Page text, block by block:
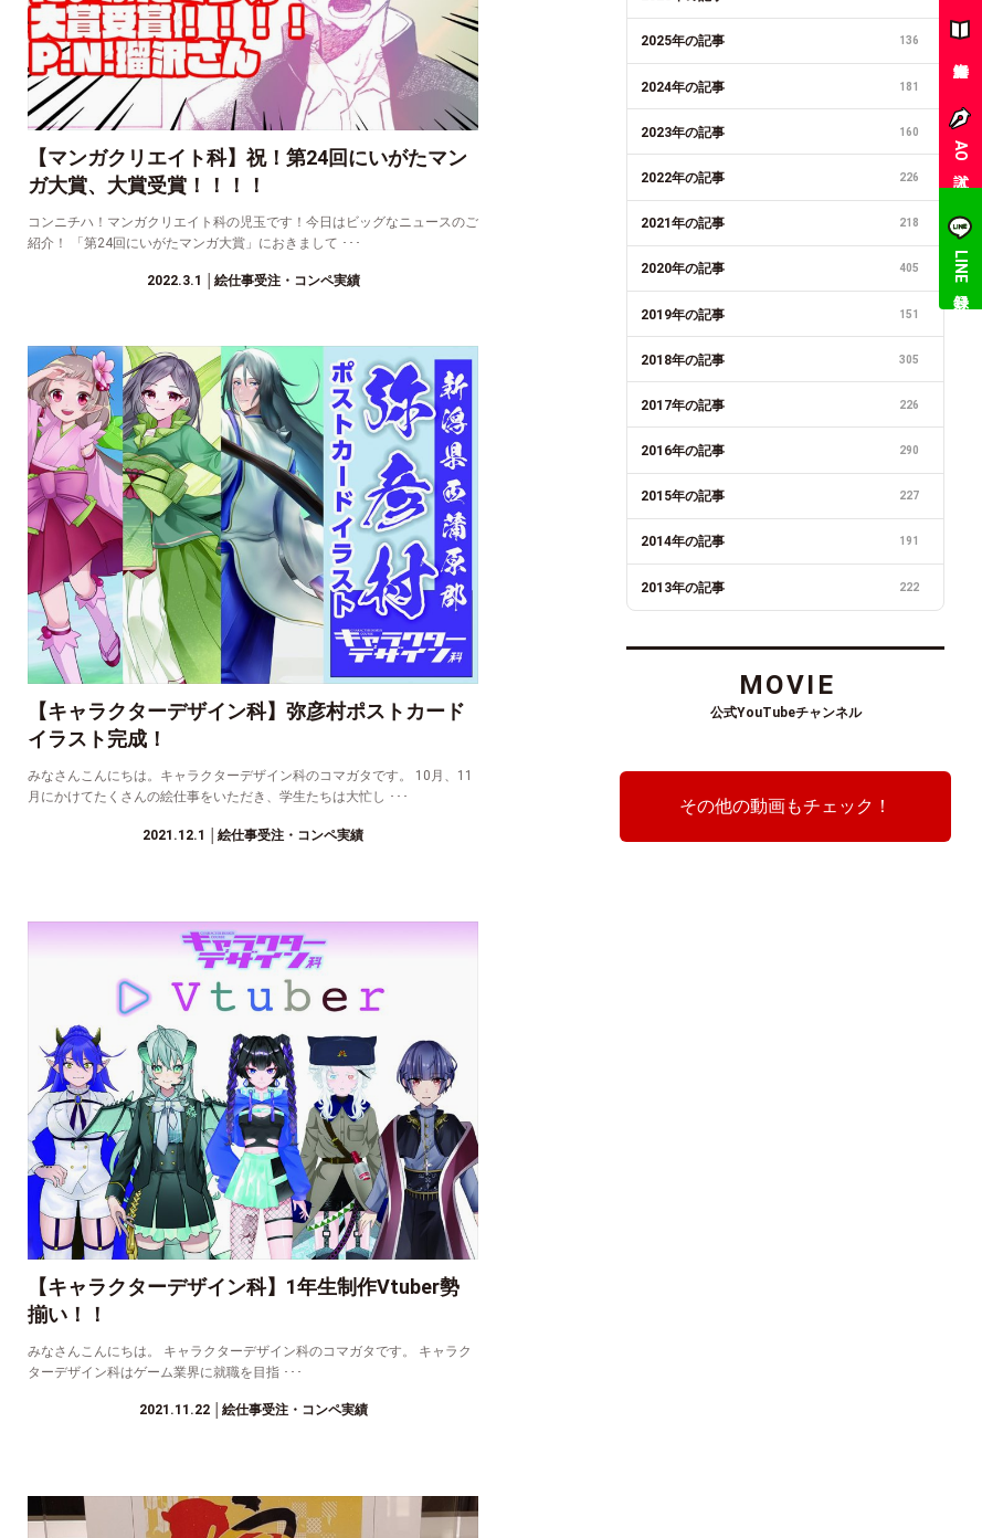
【マンガクリエイト科】祝！第24回にいがたマン
ガ大賞、大賞受賞！！！！
コンニチハ！マンガクリエイト科の児玉です！今日はビッグなニュースのご
紹介！ 「第24回にいがたマンガ大賞」におきまして ･･･
2022.3.1 │絵仕事受注・コンペ実績
【キャラクターデザイン科】弥彦村ポストカード
イラスト完成！
みなさんこんにちは。キャラクターデザイン科のコマガタです。 10月、11
月にかけてたくさんの絵仕事をいただき、学生たちは大忙し ･･･
2021.12.1 │絵仕事受注・コンペ実績
【キャラクターデザイン科】1年生制作Vtuber勢
揃い！！
みなさんこんにちは。 キャラクターデザイン科のコマガタです。 キャラク
ターデザイン科はゲーム業界に就職を目指 ･･･
2021.11.22│絵仕事受注・コンペ実績
2025年の記事 136
2024年の記事 181
2023年の記事 160
2022年の記事 226
2021年の記事 218
2020年の記事 405
2019年の記事 151
2018年の記事 305
2017年の記事 226
2016年の記事 290
2015年の記事 227
2014年の記事 191
2013年の記事 222
MOVIE
公式YouTubeチャンネル
その他の動画もチェック！
AO入試
LINE登録